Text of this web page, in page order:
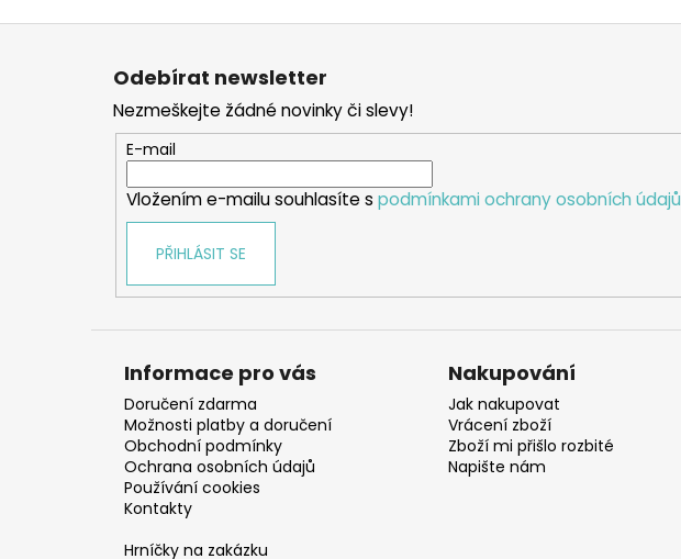
Z
Odebírat newsletter
Nezmeškejte žádné novinky či slevy!
E-mail
Vložením e-mailu souhlasíte s podmínkami ochrany osobních údajů
PŘIHLÁSIT SE
Informace pro vás
Doručení zdarma
Možnosti platby a doručení
Obchodní podmínky
Ochrana osobních údajů
Používání cookies
Kontakty
Hrníčky na zakázku
Nakupování
Jak nakupovat
Vrácení zboží
Zboží mi přišlo rozbité
Napište nám